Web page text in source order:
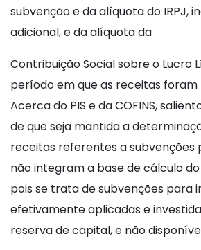
subvenção e da alíquota do IRPJ,
adicional, e da alíquota da
Contribuição Social sobre o Lucro
período em que as receitas foram
Acerca do PIS e da COFINS,
de que seja mantida a
receitas referentes a subvenções
não integram a base de cálculo do
pois se trata de subvenções para
efetivamente aplicadas e
reserva de capital, e não